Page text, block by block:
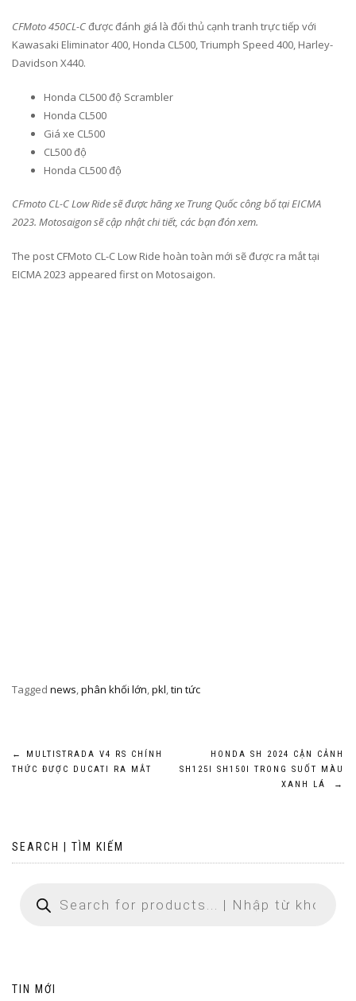
CFMoto 450CL-Cđược đánh giá là đối thủ cạnh tranh trực tiếp với
Kawasaki Eliminator 400, Honda CL500, Triumph Speed 400, Harley-
Davidson X440.
Honda CL500 độ Scrambler
Honda CL500
Giá xe CL500
CL500 độ
Honda CL500 độ
CFmoto CL-C Low Ride sẽ được hãng xe Trung Quốc công bố tại EICMA
2023. Motosaigon sẽ cập nhật chi tiết, các bạn đón xem.
The post CFMoto CL-C Low Ride hoàn toàn mới sẽ được ra mắt tại
EICMA 2023 appeared first on Motosaigon.
Tagged news,phân khối lớn,pkl,tin tức
Post
←
MULTISTRADA V4 RS CHÍNH
THỨC ĐƯỢC DUCATI RA MẮT
HONDA SH 2024 CẬN CẢNH
SH125I SH150I TRONG SUỐT MÀU
XANH LÁ
→
SEARCH | TÌM KIẾM
TIN MỚI